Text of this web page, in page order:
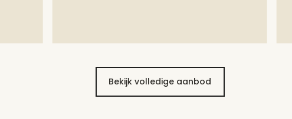
Bekijk volledige aanbod